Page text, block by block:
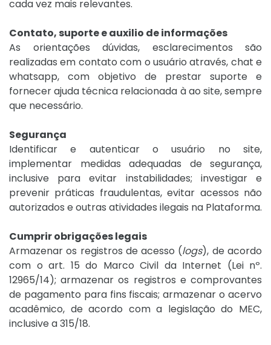
cada vez mais relevantes.
Contato, suporte e auxilio de informações
As orientações dúvidas, esclarecimentos são
realizadas em contato com o usuário através, chat e
whatsapp, com objetivo de prestar suporte e
fornecer ajuda técnica relacionada à ao site, sempre
que necessário.
Segurança
Identificar e autenticar o usuário no site,
implementar medidas adequadas de segurança,
inclusive para evitar instabilidades; investigar e
prevenir práticas fraudulentas, evitar acessos não
autorizados e outras atividades ilegais na Plataforma.
Cumprir obrigações legais
Armazenar os registros de acesso (logs), de acordo
com o art. 15 do Marco Civil da Internet (Lei nº.
12965/14); armazenar os registros e comprovantes
de pagamento para fins fiscais; armazenar o acervo
acadêmico, de acordo com a legislação do MEC,
inclusive a 315/18.